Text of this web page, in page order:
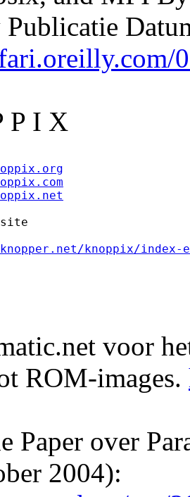
P I X
knoppix/index-
voor
ROM-images.
Paper over
2004):